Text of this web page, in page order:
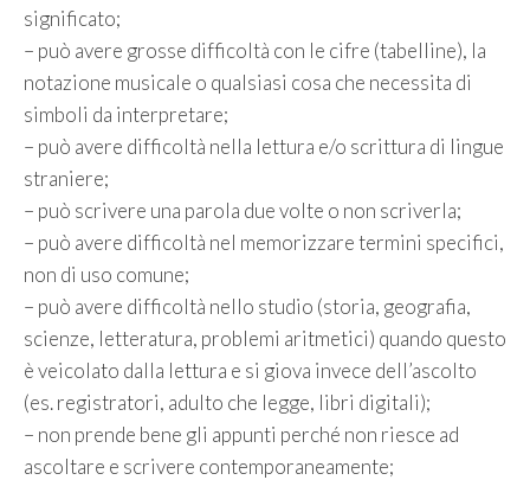
significato;
– può avere grosse difficoltà con le cifre (tabelline), la
notazione musicale o qualsiasi cosa che necessita di
simboli da interpretare;
– può avere difficoltà nella lettura e/o scrittura di lingue
straniere;
– può scrivere una parola due volte o non scriverla;
– può avere difficoltà nel memorizzare termini specifici,
non di uso comune;
– può avere difficoltà nello studio (storia, geografia,
scienze, letteratura, problemi aritmetici) quando questo
è veicolato dalla lettura e si giova invece dell’ascolto
(es. registratori, adulto che legge, libri digitali);
– non prende bene gli appunti perché non riesce ad
ascoltare e scrivere contemporaneamente;